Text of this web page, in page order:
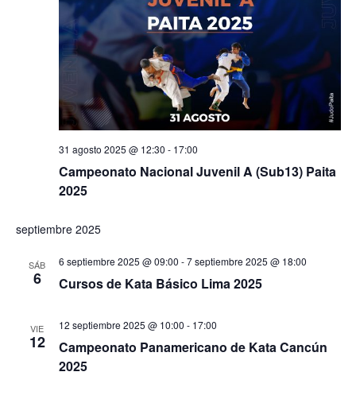
Campeonato Nacional Juvenil A (Sub13) Paita
2025
31 agosto 2025 @ 12:30 - 17:00
septiembre 2025
SÁB
6 Cursos de Kata Básico Lima 2025
6 septiembre 2025 @ 09:00 -7 septiembre 2025 @ 18:00
VIE
12
Campeonato Panamericano de Kata Cancún
2025
12 septiembre 2025 @ 10:00 - 17:00